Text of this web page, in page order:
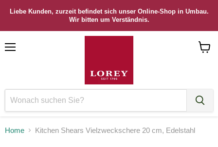
Liebe Kunden, zurzeit befindet sich unser Online-Shop in Umbau.
Wir bitten um Verständnis.
Home Kitchen Shears Vielzweckschere 20 cm, Edelstahl